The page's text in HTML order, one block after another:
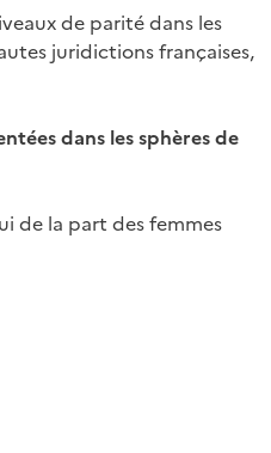
de parité dans les
juridictions françaises,
dans les sphères de
de la part des femmes